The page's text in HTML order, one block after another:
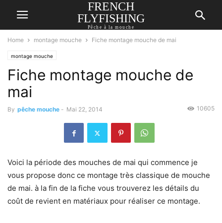
FRENCH
FLYFISHING
Pêche à la mouche
Home montage mouche Fiche montage mouche de mai
montage mouche
Fiche montage mouche de
mai
By pêche mouche - Mai 22, 2014 10605
Voici la période des mouches de mai qui commence je
vous propose donc ce montage très classique de mouche
de mai. à la fin de la fiche vous trouverez les détails du
coût de revient en matériaux pour réaliser ce montage.